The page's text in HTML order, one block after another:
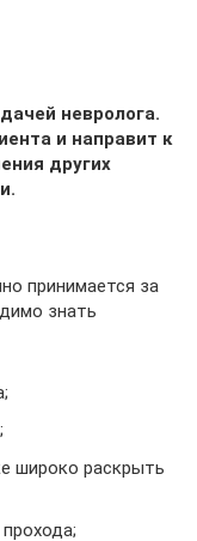
невролога.
и направит к
других
принимается за
знать
широко раскрыть